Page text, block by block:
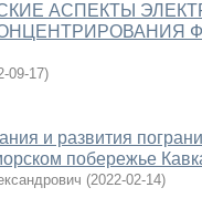
АСПЕКТЫ
09-17)
и развития
побережье
(2022-02-14)